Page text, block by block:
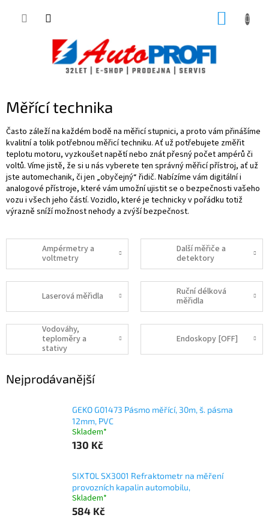
Měřící technika
Často záleží na každém bodě na měřicí stupnici, a proto vám přinášíme
kvalitní a tolik potřebnou měřicí techniku. Ať už potřebujete změřit
teplotu motoru, vyzkoušet napětí nebo znát přesný počet ampérů či
voltů. Víme jistě, že si u nás vyberete ten správný měřicí přístroj, ať už
jste automechanik, či jen „obyčejný“ řidič. Nabízíme vám digitální i
analogové přístroje, které vám umožní ujistit se o bezpečnosti vašeho
vozu i všech jeho částí. Vozidlo, které je technicky v pořádku totiž
výrazně sníží možnost nehody a zvýší bezpečnost.
Ampérmetry a
voltmetry
Další měřiče a
detektory
Laserová měřidla
Ruční délková
měřidla
Vodováhy,
teploměry a
stativy
Endoskopy [OFF]
Nejprodávanější
GEKO G01473 Pásmo měřící, 30m, š. pásma
12mm, PVC
Skladem*
130 Kč
SIXTOL SX3001 Refraktometr na měření
provozních kapalin automobilu,
Skladem*
584 Kč